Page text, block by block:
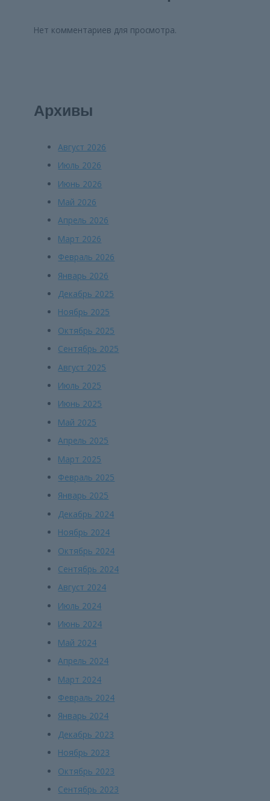
Нет комментариев для просмотра.
Архивы
Август 2026
Июль 2026
Июнь 2026
Май 2026
Апрель 2026
Март 2026
Февраль 2026
Январь 2026
Декабрь 2025
Ноябрь 2025
Октябрь 2025
Сентябрь 2025
Август 2025
Июль 2025
Июнь 2025
Май 2025
Апрель 2025
Март 2025
Февраль 2025
Январь 2025
Декабрь 2024
Ноябрь 2024
Октябрь 2024
Сентябрь 2024
Август 2024
Июль 2024
Июнь 2024
Май 2024
Апрель 2024
Март 2024
Февраль 2024
Январь 2024
Декабрь 2023
Ноябрь 2023
Октябрь 2023
Сентябрь 2023